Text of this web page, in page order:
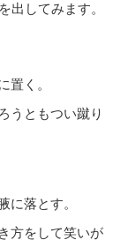
出してみます。
置く。
うともつい蹴り
に落とす。
方をして笑いが